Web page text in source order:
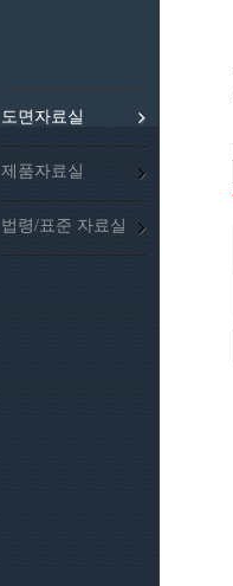
도면자료실
제품자료실
법령/표준 자료실